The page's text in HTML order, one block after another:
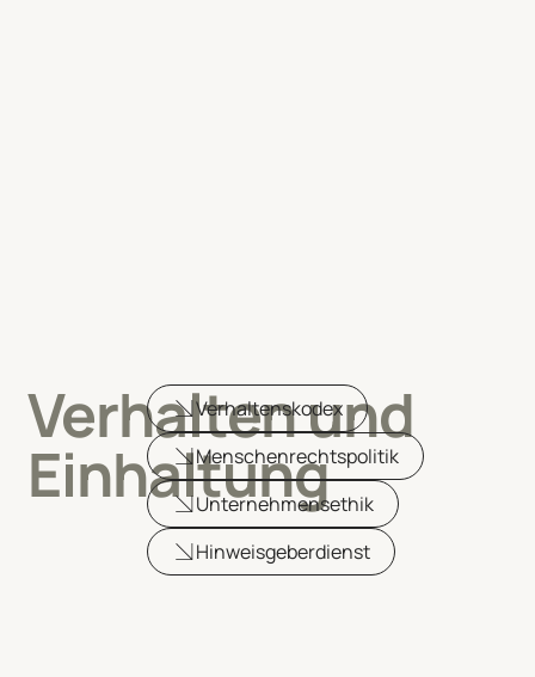
Verhalten und
Einhaltung
Verhaltenskodex
Menschenrechtspolitik
Unternehmensethik
Hinweisgeberdienst